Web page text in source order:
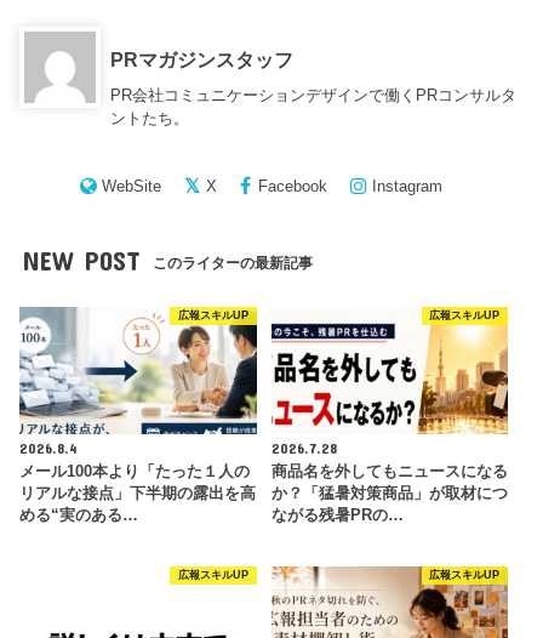
PRマガジンスタッフ
PR会社コミュニケーションデザインで働くPRコンサルタ
ントたち。
WebSite X Facebook Instagram
NEW POST このライターの最新記事
広報スキルUP
2026.8.4
メール100本より「たった１人の
リアルな接点」下半期の露出を高
める“実のある…
広報スキルUP
2026.7.28
商品名を外してもニュースになる
か？「猛暑対策商品」が取材につ
ながる残暑PRの…
広報スキルUP 広報スキルUP